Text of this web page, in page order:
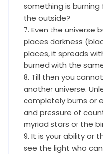
something is
the outside?
7. Even the universe
places darkness
places, it spreads
burned with the
8. Till then you
another universe.
completely burns or
and pressure of
myriad stars or the
9. It is your ability or
see the light who